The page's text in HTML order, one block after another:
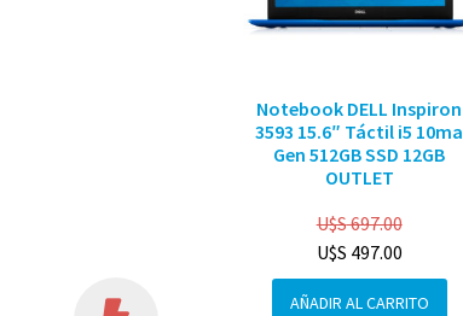
Notebook DELL Inspiron
3593 15.6″ Táctil i5 10ma
Gen 512GB SSD 12GB
OUTLET
U$S697.00
U$S 497.00
AÑADIR AL CARRITO